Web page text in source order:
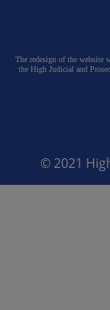
The redesign of the website
the High Judicial and
© 2021